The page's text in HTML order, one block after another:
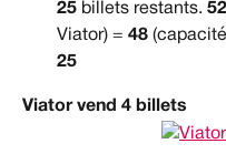
25 billets restants. 52
Viator) = 48
25
Viator vend 4 billets